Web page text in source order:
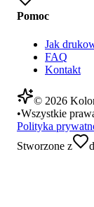
Pomoc
Jak
FAQ
Kontakt
© 2026
•Wszystkie
Polityka
Stworzone z